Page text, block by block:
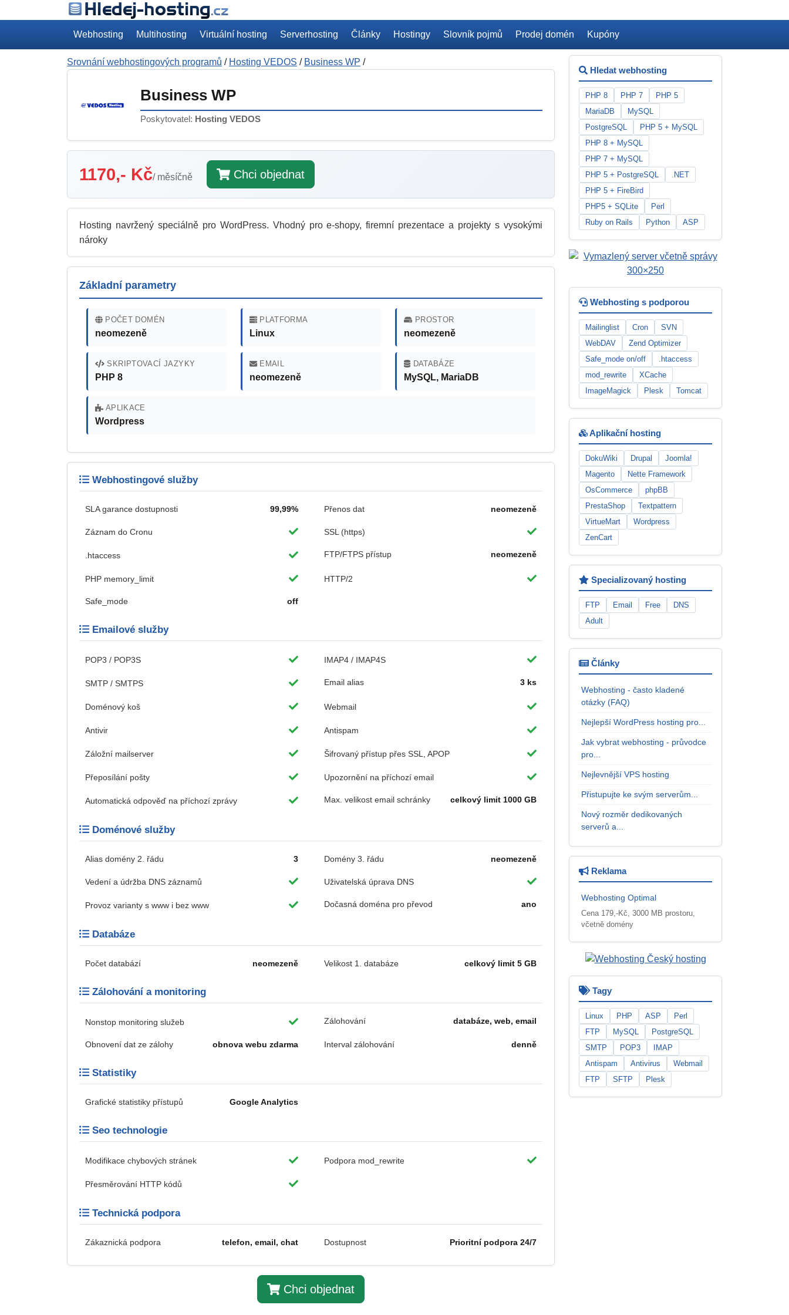
Webhosting Multihosting Virtuální hosting Serverhosting Články Hostingy Slovník pojmů Prodej domén Kupóny
Srovnání webhostingových programů / Hosting VEDOS / Business WP /
Business WP
Poskytovatel: Hosting VEDOS
1170,- Kč/ měsíčně Chci objednat
Hosting navržený speciálně pro WordPress. Vhodný pro e-shopy, firemní prezentace a projekty s vysokými
nároky
Základní parametry
POČET DOMÉN
neomezeně
PLATFORMA
Linux
PROSTOR
neomezeně
SKRIPTOVACÍ JAZYKY
PHP 8
EMAIL
neomezeně
DATABÁZE
MySQL, MariaDB
APLIKACE
Wordpress
Webhostingové služby
SLA garance dostupnosti 99,99% Přenos dat neomezeně
Záznam do Cronu SSL (https)
.htaccess FTP/FTPS přístup neomezeně
PHP memory_limit HTTP/2
Safe_mode off
Emailové služby
POP3 / POP3S IMAP4 / IMAP4S
SMTP / SMTPS Email alias 3 ks
Doménový koš Webmail
Antivir Antispam
Záložní mailserver Šifrovaný přístup přes SSL, APOP
Přeposílání pošty Upozornění na příchozí email
Automatická odpověď na příchozí zprávy Max. velikost email schránky celkový limit 1000 GB
Doménové služby
Alias domény 2. řádu 3 Domény 3. řádu neomezeně
Vedení a údržba DNS záznamů Uživatelská úprava DNS
Provoz varianty s www i bez www Dočasná doména pro převod ano
Databáze
Počet databází neomezeně Velikost 1. databáze celkový limit 5 GB
Zálohování a monitoring
Nonstop monitoring služeb Zálohování databáze, web, email
Obnovení dat ze zálohy obnova webu zdarma Interval zálohování denně
Statistiky
Grafické statistiky přístupů Google Analytics
Seo technologie
Modifikace chybových stránek Podpora mod_rewrite
Přesměrování HTTP kódů
Technická podpora
Zákaznická podpora telefon, email, chat Dostupnost Prioritní podpora 24/7
Chci objednat
Hledat webhosting
PHP 8 PHP 7
PHP 5
MariaDB
MySQL
PostgreSQL
PHP 5 + MySQL
PHP 8 + MySQL
PHP 7 + MySQL
PHP 5 + PostgreSQL
.NET
PHP 5 + FireBird
PHP5 + SQLite
Perl
Ruby on Rails
Python ASP
Webhosting s podporou
Mailinglist Cron
SVN
WebDAV
Zend Optimizer
Safe_mode on/off
.htaccess
mod_rewrite
XCache
ImageMagick
Plesk Tomcat
Aplikační hosting
DokuWiki Drupal
Joomla!
Magento
Nette Framework
OsCommerce
phpBB
PrestaShop
Textpattern
VirtueMart
Wordpress
ZenCart
Specializovaný hosting
FTP Email Free
DNS
Adult
Články
Webhosting - často kladené
otázky (FAQ)
Nejlepší WordPress hosting pro...
Jak vybrat webhosting - průvodce
pro...
Nejlevnější VPS hosting
Přistupujte ke svým serverům...
Nový rozměr dedikovaných
serverů a...
Reklama
Webhosting Optimal
Cena 179,-Kč, 3000 MB prostoru,
včetně domény
Tagy
Linux PHP ASP
Perl
FTP
MySQL
PostgreSQL
SMTP
POP3
IMAP
Antispam
Antivirus
Webmail
FTP
SFTP Plesk